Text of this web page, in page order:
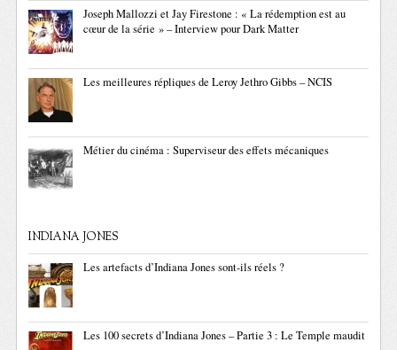
Joseph Mallozzi et Jay Firestone : « La rédemption est au
cœur de la série » – Interview pour Dark Matter
Les meilleures répliques de Leroy Jethro Gibbs – NCIS
Métier du cinéma : Superviseur des effets mécaniques
INDIANA JONES
Les artefacts d’Indiana Jones sont-ils réels ?
Les 100 secrets d’Indiana Jones – Partie 3 : Le Temple maudit